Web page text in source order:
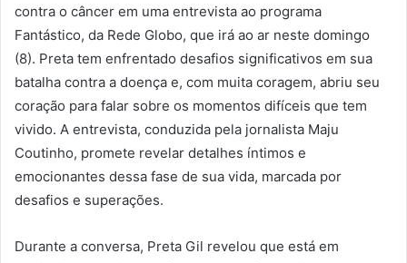
contra o câncer em uma entrevista ao programa
Fantástico, da Rede Globo, que irá ao ar neste domingo
(8). Preta tem enfrentado desafios significativos em sua
batalha contra a doença e, com muita coragem, abriu seu
coração para falar sobre os momentos difíceis que tem
vivido. A entrevista, conduzida pela jornalista Maju
Coutinho, promete revelar detalhes íntimos e
emocionantes dessa fase de sua vida, marcada por
desafios e superações.
Durante a conversa, Preta Gil revelou que está em